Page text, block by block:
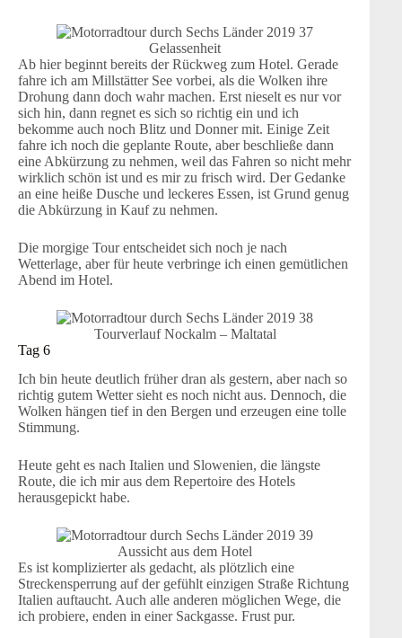
Gelassenheit
Ab hier beginnt bereits der Rückweg zum Hotel. Gerade
fahre ich am Millstätter See vorbei, als die Wolken ihre
Drohung dann doch wahr machen. Erst nieselt es nur vor
sich hin, dann regnet es sich so richtig ein und ich
bekomme auch noch Blitz und Donner mit. Einige Zeit
fahre ich noch die geplante Route, aber beschließe dann
eine Abkürzung zu nehmen, weil das Fahren so nicht mehr
wirklich schön ist und es mir zu frisch wird. Der Gedanke
an eine heiße Dusche und leckeres Essen, ist Grund genug
die Abkürzung in Kauf zu nehmen.
Die morgige Tour entscheidet sich noch je nach
Wetterlage, aber für heute verbringe ich einen gemütlichen
Abend im Hotel.
Tourverlauf Nockalm – Maltatal
Tag 6
Ich bin heute deutlich früher dran als gestern, aber nach so
richtig gutem Wetter sieht es noch nicht aus. Dennoch, die
Wolken hängen tief in den Bergen und erzeugen eine tolle
Stimmung.
Heute geht es nach Italien und Slowenien, die längste
Route, die ich mir aus dem Repertoire des Hotels
herausgepickt habe.
Aussicht aus dem Hotel
Es ist komplizierter als gedacht, als plötzlich eine
Streckensperrung auf der gefühlt einzigen Straße Richtung
Italien auftaucht. Auch alle anderen möglichen Wege, die
ich probiere, enden in einer Sackgasse. Frust pur.